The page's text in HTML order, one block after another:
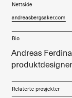
Prosjekter
Om
Siste utgave
Nettside
andreasbergsaker.com
Bio
Andreas
Relaterte prosjekter